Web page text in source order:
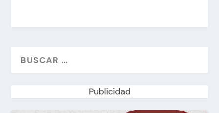
Publicidad